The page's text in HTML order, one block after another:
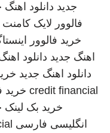
جدید دانلود اهنگ
فالوور لایک کامنت
خرید فالوور
اهنگ جدید دانلود
دانلود اهنگ جدید
credit financial خرید
خرید بک لینک
انگلیسی فارسی